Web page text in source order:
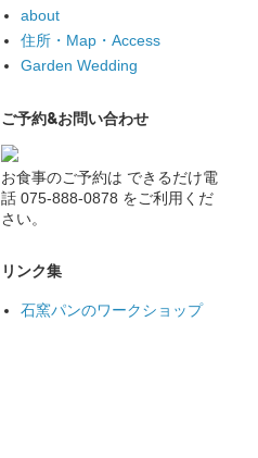
about
住所・Map・Access
Garden Wedding
ご予約&お問い合わせ
お食事のご予約は できるだけ電
話 075-888-0878 をご利用くだ
さい。
リンク集
石窯パンのワークショップ